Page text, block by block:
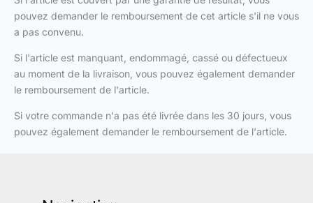
pouvez demander le remboursement de cet article s'il ne vous
a pas convenu.
Si l'article est manquant, endommagé, cassé ou défectueux
au moment de la livraison, vous pouvez également demander
le remboursement de l'article.
Si votre commande n'a pas été livrée dans les 30 jours, vous
pouvez également demander le remboursement de l'article.